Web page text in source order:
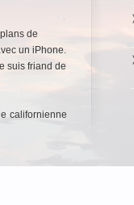
de
un iPhone.
suis friand de
californienne